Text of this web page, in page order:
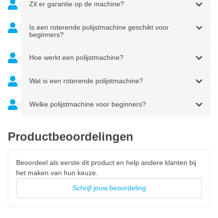
Zit er garantie op de machine?
Is een roterende polijstmachine geschikt voor
beginners?
Hoe werkt een polijstmachine?
Wat is een roterende polijstmachine?
Welke polijstmachine voor beginners?
Productbeoordelingen
Beoordeel als eerste dit product en help andere klanten bij
het maken van hun keuze.
Schrijf jouw beoordeling